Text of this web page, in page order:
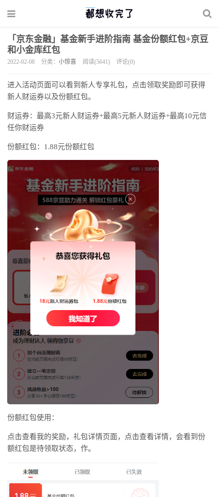
「京东金融」基金新手进阶指南 基金份额红包+京豆
和小金库红包
2022-02-08 分类： 小惊喜 阅读(5641) 评论(0)
进入活动页面可以看到新人专享礼包，点击领取奖励即可获得
新人财运券以及份额红包。
财运券：最高3元新人财运券+最高5元新人财运券+最高10元信
任你财运券
份额红包：1.88元份额红包
份额红包使用：
点击查看我的奖励，礼包详情页面，点击查看详情，会看到份
额红包是待领取状态，作。